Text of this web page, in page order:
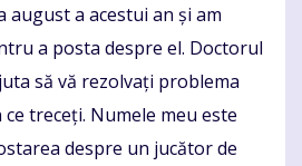
august a acestui an și am
a posta despre el. Doctorul
să vă rezolvați problema
treceți. Numele meu este
despre un jucător de